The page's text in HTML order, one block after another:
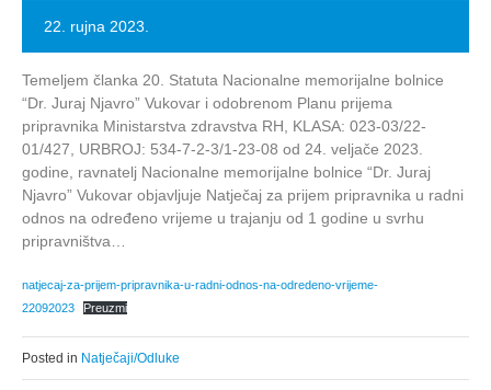
22. rujna 2023.
Temeljem članka 20. Statuta Nacionalne memorijalne bolnice
“Dr. Juraj Njavro” Vukovar i odobrenom Planu prijema
pripravnika Ministarstva zdravstva RH, KLASA: 023-03/22-
01/427, URBROJ: 534-7-2-3/1-23-08 od 24. veljače 2023.
godine, ravnatelj Nacionalne memorijalne bolnice “Dr. Juraj
Njavro” Vukovar objavljuje Natječaj za prijem pripravnika u radni
odnos na određeno vrijeme u trajanju od 1 godine u svrhu
pripravništva…
natjecaj-za-prijem-pripravnika-u-radni-odnos-na-odredeno-vrijeme-
22092023
Preuzmi
Posted in Natječaji/Odluke